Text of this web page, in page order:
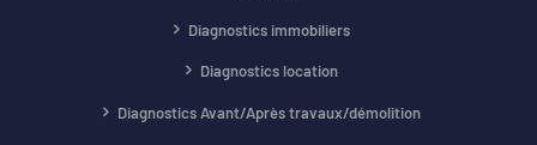
Diagnostics immobiliers
Diagnostics location
Diagnostics Avant/Après travaux/démolition